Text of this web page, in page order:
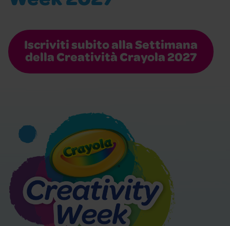
Iscriviti subito alla Settimana
della Creatività Crayola 2027